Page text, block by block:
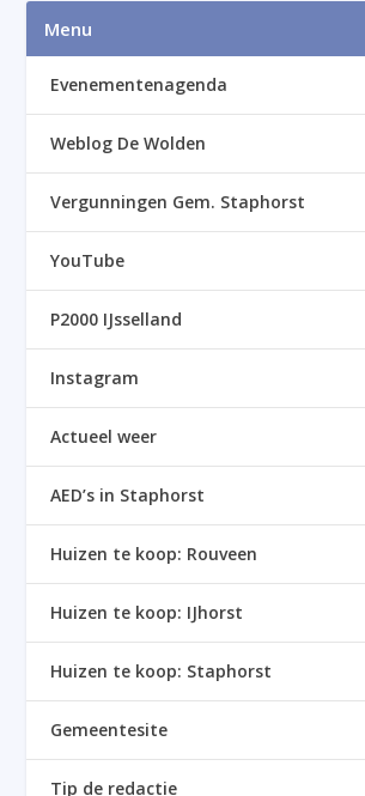
Menu
Evenementenagenda
Weblog De Wolden
Vergunningen Gem. Staphorst
YouTube
P2000 IJsselland
Instagram
Actueel weer
AED’s in Staphorst
Huizen te koop: Rouveen
Huizen te koop: IJhorst
Huizen te koop: Staphorst
Gemeentesite
Tip de redactie